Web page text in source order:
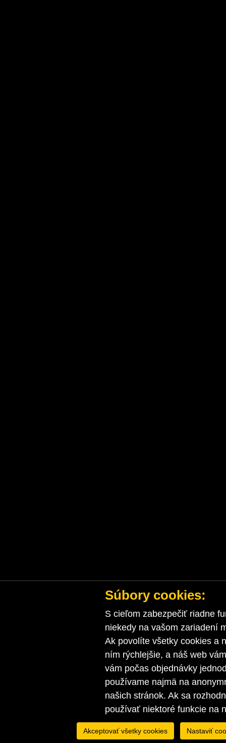
Súbory cookies:
S cieľom zabezpečiť riadne
niekedy na vašom zariadení
Ak povolíte všetky cookies a
ním rýchlejšie, a náš web
vám počas objednávky
používame najmä na
našich stránok. Ak sa
používať niektoré funkcie na
Akceptovať všetky cookies Nastaviť